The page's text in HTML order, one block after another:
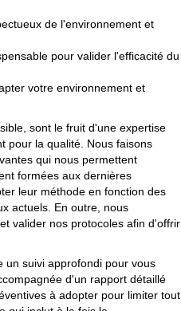
de l'environnement et
pour valider l'efficacité du
votre environnement et
sont le fruit d'une expertise
pour la qualité. Nous faisons
qui nous permettent
formées aux dernières
leur méthode en fonction des
actuels. En outre, nous
valider nos protocoles afin d'offrir
un suivi approfondi pour vous
d'un rapport détaillé
à adopter pour limiter tout